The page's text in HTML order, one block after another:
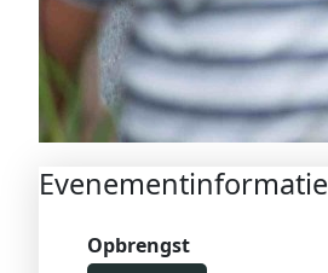
Evenementinformatie
Opbrengst